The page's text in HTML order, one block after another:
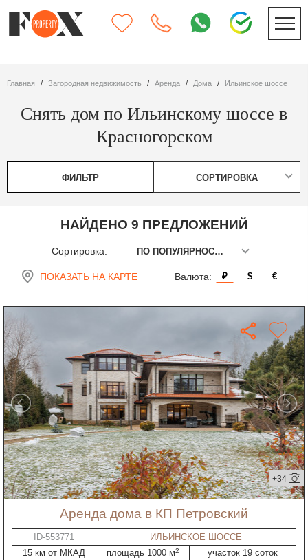
Главная Загородная недвижимость Аренда дома Ильинское шоссе
Снять дом по Ильинскому шоссе в
Красногорском
ФИЛЬТР СОРТИРОВКА
НАЙДЕНО 9 ПРЕДЛОЖЕНИЙ
Сортировка: ПО ПОПУЛЯРНОСТИ
ПОКАЗАТЬ НА КАРТЕ Валюта: ₽ $ €
+34
Аренда дома в КП Петровский
ID-553771
ИЛЬИНСКОЕ ШОССЕ
15 км от МКАД
площадь 1000 м2
участок 19 соток